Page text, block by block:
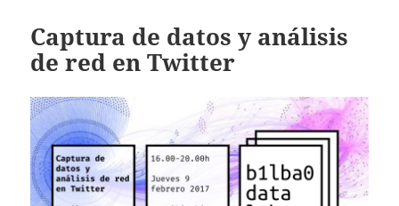
Captura de datos y análisis
de red en Twitter